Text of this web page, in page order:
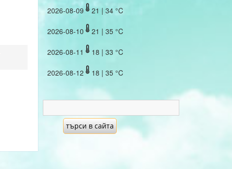
2026-08-09 21 | 34 °C
2026-08-10 21 | 35 °C
2026-08-11 18 | 33 °C
2026-08-12 18 | 35 °C